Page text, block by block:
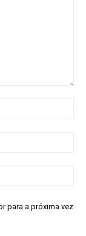
para a próxima vez